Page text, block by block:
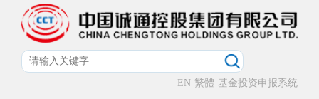
EN 繁體 基金投资申报系统